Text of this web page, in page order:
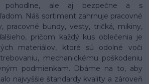
pohodlne, ale aj bezpečne a s
Náš sortiment zahrnuje pracovné
pracovné bundy, vesty, tričká, mikiny,
pričom každý kus oblečenia je
materiálov, ktoré sú odolné voči
mechanickému poškodeniu
podmienkam. Dbáme na to, aby
najvyššie štandardy kvality a zároveň